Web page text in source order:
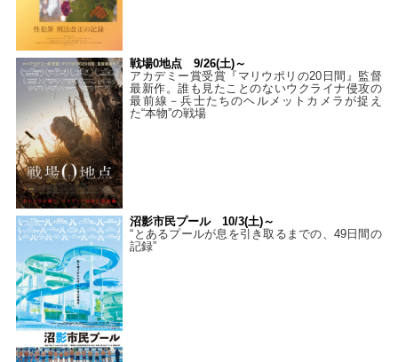
戦場0地点 9/26(土)～
アカデミー賞受賞『マリウポリの20日間』監督
最新作。誰も見たことのないウクライナ侵攻の
最前線－兵士たちのヘルメットカメラが捉え
た“本物”の戦場
沼影市民プール 10/3(土)～
“とあるプールが息を引き取るまでの、49日間の
記録”